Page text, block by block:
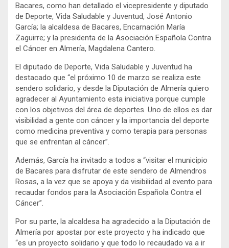
Bacares, como han detallado el vicepresidente y diputado
de Deporte, Vida Saludable y Juventud, José Antonio
García; la alcaldesa de Bacares, Encarnación María
Zaguirre; y la presidenta de la Asociación Española Contra
el Cáncer en Almería, Magdalena Cantero.
El diputado de Deporte, Vida Saludable y Juventud ha
destacado que “el próximo 10 de marzo se realiza este
sendero solidario, y desde la Diputación de Almería quiero
agradecer al Ayuntamiento esta iniciativa porque cumple
con los objetivos del área de deportes. Uno de ellos es dar
visibilidad a gente con cáncer y la importancia del deporte
como medicina preventiva y como terapia para personas
que se enfrentan al cáncer”.
Además, García ha invitado a todos a “visitar el municipio
de Bacares para disfrutar de este sendero de Almendros
Rosas, a la vez que se apoya y da visibilidad al evento para
recaudar fondos para la Asociación Española Contra el
Cáncer”.
Por su parte, la alcaldesa ha agradecido a la Diputación de
Almería por apostar por este proyecto y ha indicado que
“es un proyecto solidario y que todo lo recaudado va a ir